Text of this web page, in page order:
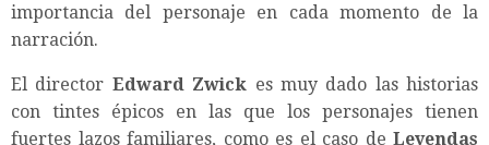
importancia del personaje en cada momento de la
narración.
El director Edward Zwick es muy dado las historias
con tintes épicos en las que los personajes tienen
fuertes lazos familiares, como es el caso de Leyendas